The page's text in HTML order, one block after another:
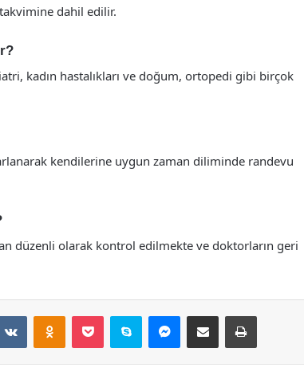
dahil edilir.
kadın hastalıkları ve doğum, ortopedi gibi birçok
kendilerine uygun zaman diliminde randevu
düzenli olarak kontrol edilmekte ve doktorların geri
VKontakteOdnoklassniki
Pocket Skype Messenger
E-Posta ile paylaş Yazdır